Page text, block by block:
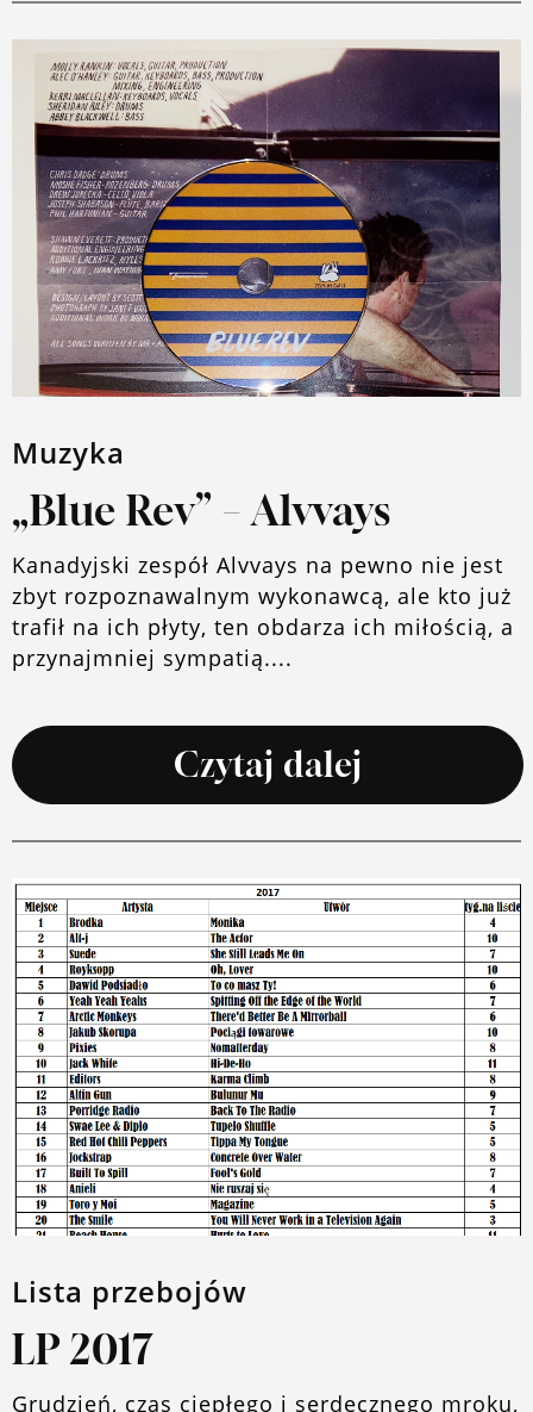
Muzyka
„Blue Rev” – Alvvays
Kanadyjski zespół Alvvays na pewno nie jest
zbyt rozpoznawalnym wykonawcą, ale kto już
trafił na ich płyty, ten obdarza ich miłością, a
przynajmniej sympatią....
Czytaj dalej
Lista przebojów
LP 2017
Grudzień, czas ciepłego i serdecznego mroku,